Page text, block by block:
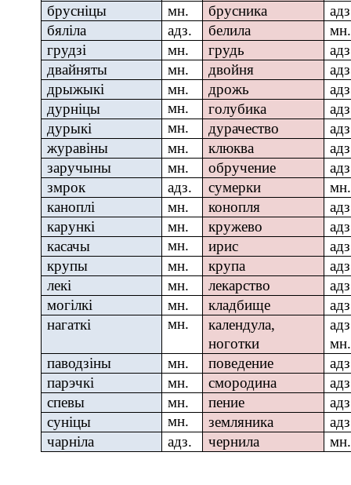
брусніцы
мн. брусника
бяліла
адз. белила
мн.
грудзі
мн. грудь
двайняты
мн. двойня
дрыжыкі
мн. дрожь
дурніцы
мн. голубика
дурыкі
мн. дурачество
журавіны
мн. клюква
заручыны
мн. обручение
змрок
адз. сумерки
мн.
каноплі
мн. конопля
карункі
мн. кружево
касачы
мн. ирис
крупы
мн. крупа
лекі
мн. лекарство
могілкі
мн. кладбище
нагаткі
мн.
календула,
ноготки
мн.
паводзіны
мн. поведение
парэчкі
мн. смородина
спевы
мн. пение
суніцы
мн. земляника
чарніла
адз. чернила мн.